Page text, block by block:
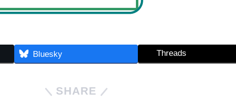
Bluesky Threads
SHARE